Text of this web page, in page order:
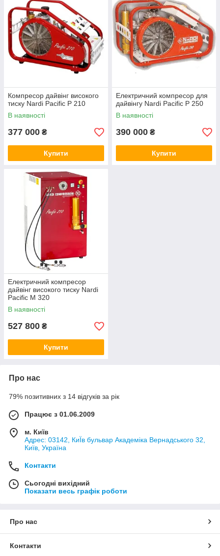
Компресор дайвінг високого
тиску Nardi Pacific P 210
В наявності
377 000 ₴
Купити
Електричний компресор для
дайвінгу Nardi Pacific P 250
В наявності
390 000 ₴
Купити
Електричний компресор
дайвінг високого тиску Nardi
Pacific M 320
В наявності
527 800 ₴
Купити
Про нас
79% позитивних з 14 відгуків за рік
Працює з 01.06.2009
м. Київ
Адрес: 03142, КиЇв бульвар Академіка Вернадського 32,
Київ, Україна
Контакти
Сьогодні вихідний
Показати весь графік роботи
Про нас
Контакти